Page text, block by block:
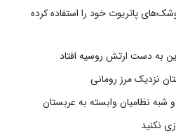
۸۶ درصد از موشک‌های پاتریوت خود را استفاده کرده
به دست ارتش روسیه افتاد
نزدیک مرز رومانی
نظامیان وابسته به عربستان
نکنید